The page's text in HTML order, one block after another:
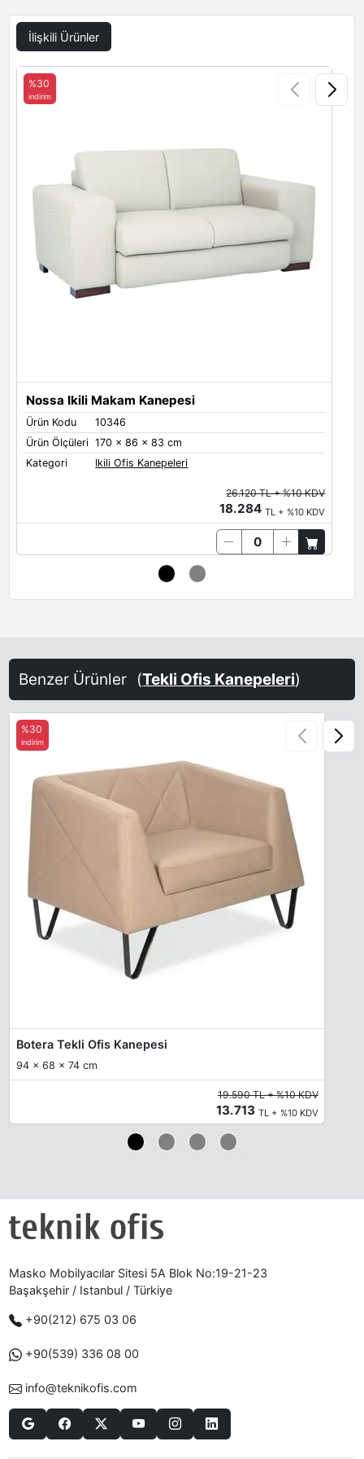
İlişkili Ürünler
Nossa Ikili Makam Kanepesi
Ürün Kodu
10346
Ürün Ölçüleri 170 x 86 x 83 cm
Kategori
Ikili Ofis Kanepeleri
%30
indirim
26.120 TL + %10 KDV
18.284TL + %10 KDV
Benzer Ürünler (Tekli Ofis Kanepeleri)
Botera Tekli Ofis Kanepesi
94 x 68 x 74 cm
%30
indirim
19.590 TL + %10 KDV
13.713 TL + %10 KDV
Masko Mobilyacılar Sitesi 5A Blok No:19-21-23
Başakşehir / Istanbul / Türkiye
+90(212) 675 03 06
+90(539) 336 08 00
info@teknikofis.com